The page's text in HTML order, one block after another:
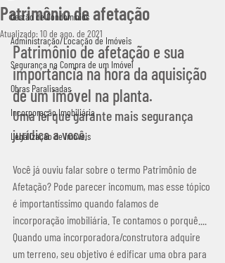
Gestão de Condomínios
Administração/Locação de Imóveis
Segurança na Compra de um Imóvel
Obras Paralisadas
Incorporação Imobiliária
Legalização de Imóveis
Patrimônio de afetação
Atualizado: 10 de ago. de 2021
Patrimônio de afetação e sua
importância na hora da aquisição
de um imóvel na planta.
Uma lei que garante mais segurança
jurídica a você.
Você já ouviu falar sobre o termo Patrimônio de
Afetação? Pode parecer incomum, mas esse tópico
é importantíssimo quando falamos de
incorporação imobiliária. Te contamos o porquê....
Quando uma incorporadora/construtora adquire
um terreno, seu objetivo é edificar uma obra para